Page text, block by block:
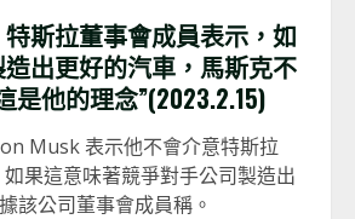
斯拉董事會成員表示，如
出更好的汽車，馬斯克不
是他的理念”(2023.2.15)
Musk 表示他不會介意特斯拉
果這意味著競爭對手公司製造出
該公司董事會成員稱。